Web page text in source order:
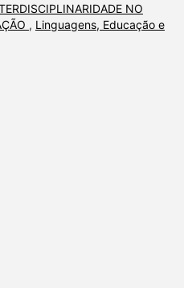
NO
, Linguagens, Educação e